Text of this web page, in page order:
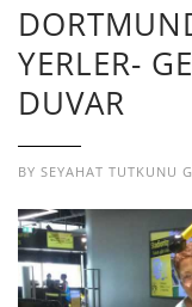
YERLER-
DUVAR
BY SEYAHAT TUTKUNU